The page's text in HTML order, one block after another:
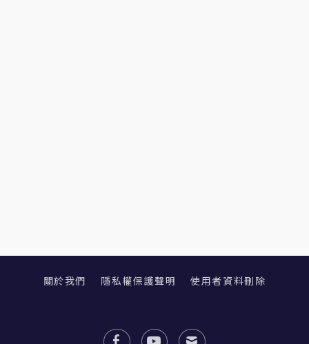
關於我們 隱私權保護聲明 使用者資料刪除